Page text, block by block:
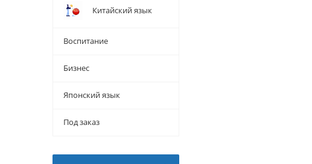
Китайский язык
Воспитание
Бизнес
Японский язык
Под заказ